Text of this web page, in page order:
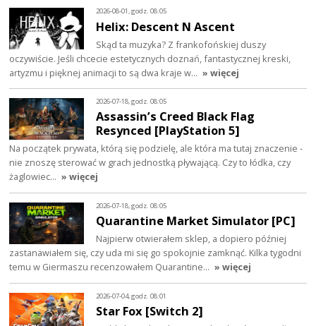
2026-08-01, godz. 08:05
Helix: Descent N Ascent
Skąd ta muzyka? Z frankofońskiej duszy
oczywiście. Jeśli chcecie estetycznych doznań, fantastycznej kreski,
artyzmu i pięknej animacji to są dwa kraje w… » więcej
2026-07-18, godz. 08:05
Assassin’s Creed Black Flag
Resynced [PlayStation 5]
Na początek prywata, którą się podzielę, ale która ma tutaj znaczenie -
nie znoszę sterować w grach jednostką pływającą. Czy to łódka, czy
żaglowiec… » więcej
2026-07-18, godz. 08:05
Quarantine Market Simulator [PC]
Najpierw otwierałem sklep, a dopiero później
zastanawiałem się, czy uda mi się go spokojnie zamknąć. Kilka tygodni
temu w Giermaszu recenzowałem Quarantine… » więcej
2026-07-04, godz. 08:01
Star Fox [Switch 2]